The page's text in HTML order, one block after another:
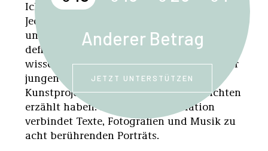
Ich sehe Identität jetzt als ein Spektrum.
Jeder Mensch hat zu viele Schattierungen
und Nuancen, um mit wenigen Begriffen
definiert zu werden. Man kann unmöglich
wissen, wie jemand ist.« Margo ist eine der
jungen Ukrainer:innen, die für das
KunstprojektGenderprismihre Geschichten
erzählt haben. Die Online-Installation
verbindet Texte, Fotografien und Musik zu
acht berührenden Porträts.
Anderer Betrag
JETZT UNTERSTÜTZEN